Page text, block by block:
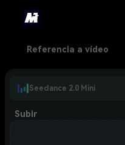
Referencia a vídeo
Seedance 2.0 Mini
Subir